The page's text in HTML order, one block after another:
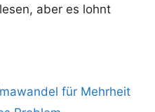
aber es lohnt
für Mehrheit